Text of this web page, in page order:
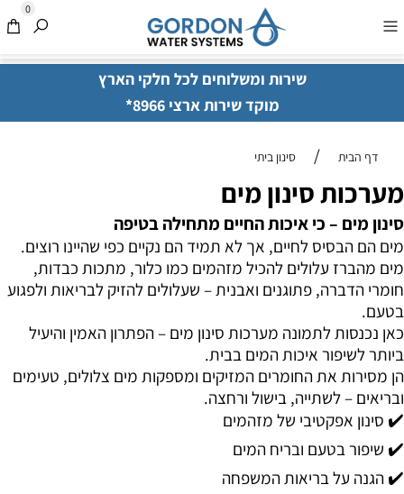
שירות ומשלוחים לכל חלקי הארץ
מוקד שירות ארצי 8966*
0
דף הבית / סינון ביתי
מערכות סינון מים
סינון מים – כי איכות החיים מתחילה בטיפה
מים הם הבסיס לחיים, אך לא תמיד הם נקיים כפי שהיינו רוצים.
מים מהברז עלולים להכיל מזהמים כמו כלור, מתכות כבדות,
חומרי הדברה, פתוגנים ואבנית – שעלולים להזיק לבריאות ולפגוע
בטעם.
כאן נכנסות לתמונה מערכות סינון מים – הפתרון האמין והיעיל
ביותר לשיפור איכות המים בבית.
הן מסירות את החומרים המזיקים ומספקות מים צלולים, טעימים
ובריאים – לשתייה, בישול ורחצה.
✔️ סינון אפקטיבי של מזהמים
✔️ שיפור בטעם ובריח המים
✔️ הגנה על בריאות המשפחה